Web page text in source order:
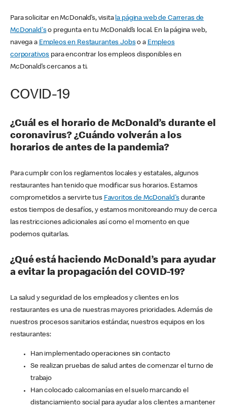
Para solicitar en McDonald’s, visita la página web de Carreras de
McDonald'so pregunta en tu McDonald’s local. En la página web,
navega a Empleos en Restaurantes Jobso a Empleos
corporativos para encontrar los empleos disponibles en
McDonald’s cercanos a ti.
COVID-19
¿Cuál es el horario de McDonald’s durante el
coronavirus? ¿Cuándo volverán a los
horarios de antes de la pandemia?
Para cumplir con los reglamentos locales y estatales, algunos
restaurantes han tenido que modificar sus horarios. Estamos
comprometidos a servirte tus Favoritos de McDonald's durante
estos tiempos de desafíos, y estamos monitoreando muy de cerca
las restricciones adicionales así como el momento en que
podemos quitarlas.
¿Qué está haciendo McDonald’s para ayudar
a evitar la propagación del COVID-19?
La salud y seguridad de los empleados y clientes en los
restaurantes es una de nuestras mayores prioridades. Además de
nuestros procesos sanitarios estándar, nuestros equipos en los
restaurantes:
Han implementado operaciones sin contacto
Se realizan pruebas de salud antes de comenzar el turno de
trabajo
Han colocado calcomanías en el suelo marcando el
distanciamiento social para ayudar a los clientes a mantener